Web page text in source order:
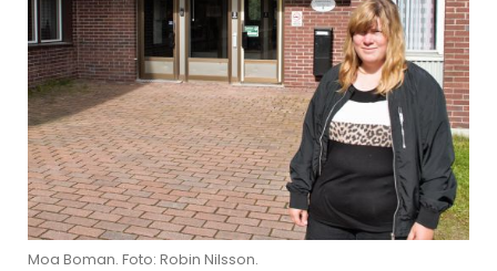
Moa Boman. Foto: Robin Nilsson.